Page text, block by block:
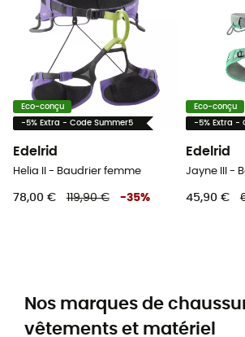
Eco-conçu
-5% Extra - Code Summer5
Edelrid
Helia II - Baudrier femme
78,00 € 119,90 € -35%
Eco-conçu
-5% Extra -
Edelrid
Jayne III -
45,90 €
Nos marques de
vêtements et matériel